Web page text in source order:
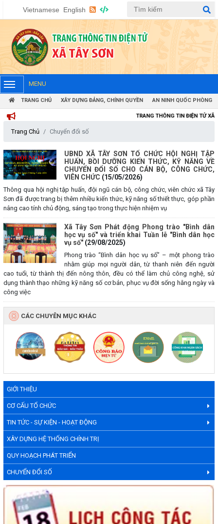
Vietnamese English
MENU
TRANG CHỦ XÂY DỰNG ĐẢNG, CHÍNH QUYỀN AN NINH QUỐC PHÒNG
TRANG THÔNG TIN ĐIỆN TỬ XÃ TÂY
GIỚI THIỆU
CƠ CẤU TỔ CHỨC
TIN TỨC - SỰ KIỆN - HOẠT ĐỘNG
XÂY DỰNG HỆ THỐNG CHÍNH TRỊ
QUY HOẠCH PHÁT TRIỂN
CHUYỂN ĐỔI SỐ
Trang Chủ Chuyển đổi số
UBND XÃ TÂY SƠN TỔ CHỨC HỘI NGHỊ TẬP
HUẤN, BỒI DƯỠNG KIẾN THỨC, KỸ NĂNG VỀ
CHUYỂN ĐỔI SỐ CHO CÁN BỘ, CÔNG CHỨC,
VIÊN CHỨC (15/05/2026)
Thông qua hội nghị tập huấn, đội ngũ cán bộ, công chức, viên chức xã Tây
Sơn đã được trang bị thêm nhiều kiến thức, kỹ năng số thiết thực, góp phần
nâng cao tính chủ động, sáng tạo trong thực hiện nhiệm vụ
Xã Tây Sơn Phát động Phong trào "Bình dân
học vụ số" và triển khai Tuần lễ "Bình dân học
vụ số" (29/08/2025)
Phong trào “Bình dân học vụ số” – một phong trào
nhằm giúp mọi người dân, từ thanh niên đến người
cao tuổi, từ thành thị đến nông thôn, đều có thể làm chủ công nghệ, sử
dụng thành thạo những kỹ năng số cơ bản, phục vụ đời sống hằng ngày và
công việc
CÁC CHUYÊN MỤC KHÁC